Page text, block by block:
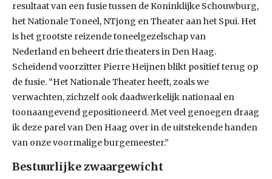
resultaat van een fusie tussen de Koninklijke Schouwburg,
het Nationale Toneel, NTjong en Theater aan het Spui. Het
is het grootste reizende toneelgezelschap van
Nederland en beheert drie theaters in Den Haag.
Scheidend voorzitter Pierre Heijnen blikt positief terug op
de fusie. “Het Nationale Theater heeft, zoals we
verwachten, zichzelf ook daadwerkelijk nationaal en
toonaangevend gepositioneerd. Met veel genoegen draag
ik deze parel van Den Haag over in de uitstekende handen
van onze voormalige burgemeester.”
Bestuurlijke zwaargewicht